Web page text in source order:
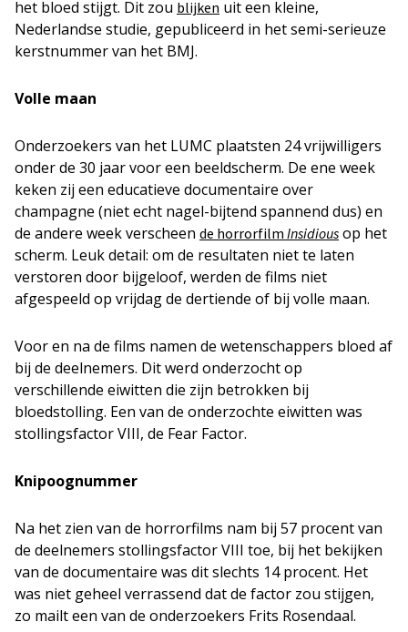
het bloed stijgt. Dit zou blijken uit een kleine,
Nederlandse studie, gepubliceerd in het semi-serieuze
kerstnummer van het BMJ.
Volle maan
Onderzoekers van het LUMC plaatsten 24 vrijwilligers
onder de 30 jaar voor een beeldscherm. De ene week
keken zij een educatieve documentaire over
champagne (niet echt nagel-bijtend spannend dus) en
de andere week verscheen de horrorfilm Insidious op het
scherm. Leuk detail: om de resultaten niet te laten
verstoren door bijgeloof, werden de films niet
afgespeeld op vrijdag de dertiende of bij volle maan.
Voor en na de films namen de wetenschappers bloed af
bij de deelnemers. Dit werd onderzocht op
verschillende eiwitten die zijn betrokken bij
bloedstolling. Een van de onderzochte eiwitten was
stollingsfactor VIII, de Fear Factor.
Knipoognummer
Na het zien van de horrorfilms nam bij 57 procent van
de deelnemers stollingsfactor VIII toe, bij het bekijken
van de documentaire was dit slechts 14 procent. Het
was niet geheel verrassend dat de factor zou stijgen,
zo mailt een van de onderzoekers Frits Rosendaal.